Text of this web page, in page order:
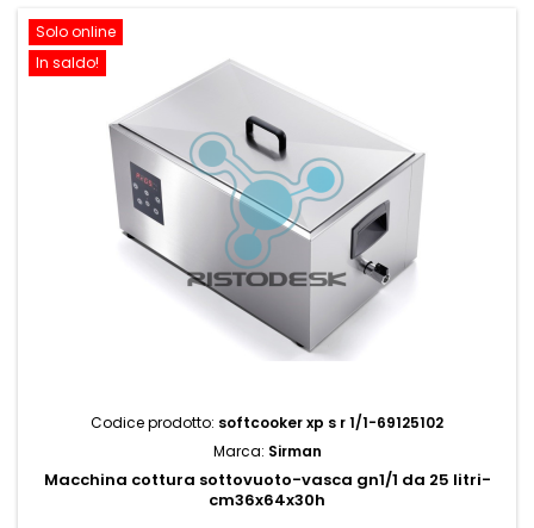
Solo online
In saldo!
Codice prodotto: softcooker xp s r 1/1-69125102
Marca: Sirman
Macchina cottura sottovuoto-vasca gn1/1 da 25 litri-
cm36x64x30h